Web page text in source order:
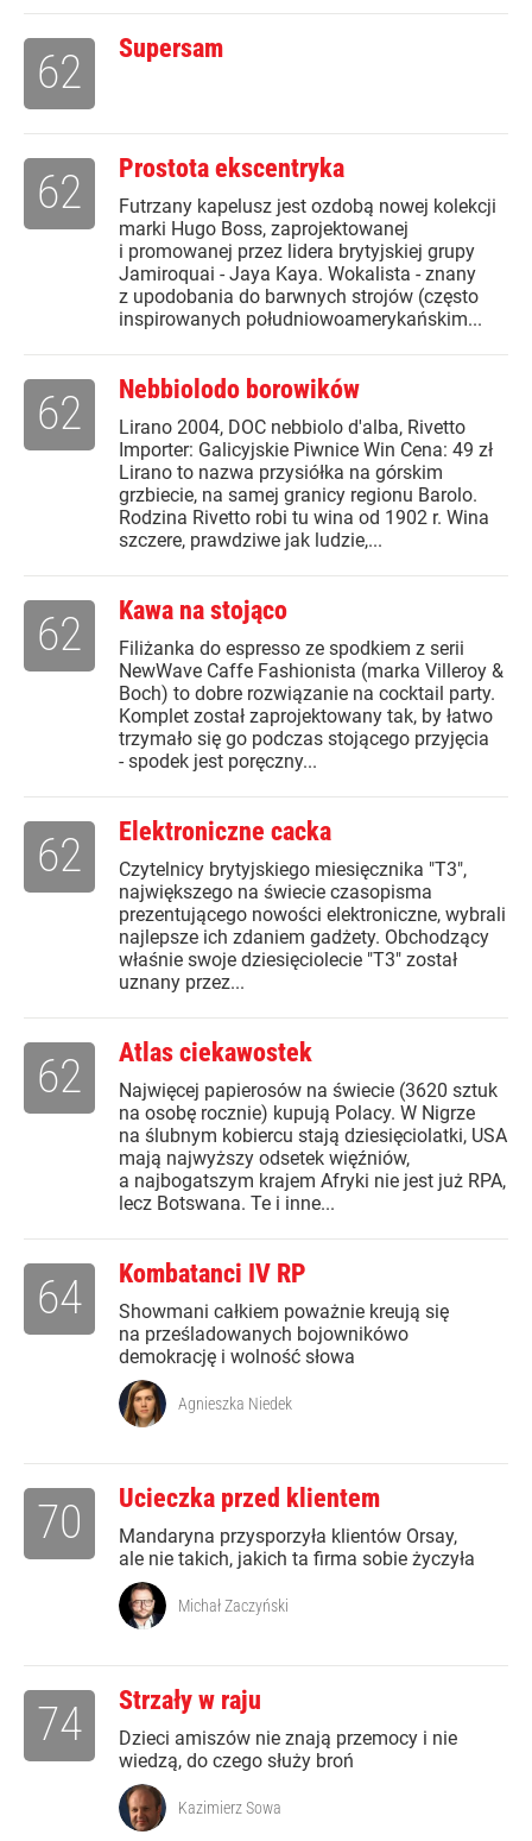
Supersam
62
Prostota ekscentryka
Futrzany kapelusz jest ozdobą nowej kolekcji
marki Hugo Boss, zaprojektowanej
i promowanej przez lidera brytyjskiej grupy
Jamiroquai - Jaya Kaya. Wokalista - znany
z upodobania do barwnych strojów (często
inspirowanych południowoamerykańskim...
62
Nebbiolodo borowików
Lirano 2004, DOC nebbiolo d'alba, Rivetto
Importer: Galicyjskie Piwnice Win Cena: 49 zł
Lirano to nazwa przysiółka na górskim
grzbiecie, na samej granicy regionu Barolo.
Rodzina Rivetto robi tu wina od 1902 r. Wina
szczere, prawdziwe jak ludzie,...
62
Kawa na stojąco
Filiżanka do espresso ze spodkiem z serii
NewWave Caffe Fashionista (marka Villeroy &
Boch) to dobre rozwiązanie na cocktail party.
Komplet został zaprojektowany tak, by łatwo
trzymało się go podczas stojącego przyjęcia
- spodek jest poręczny...
62
Elektroniczne cacka
Czytelnicy brytyjskiego miesięcznika "T3",
największego na świecie czasopisma
prezentującego nowości elektroniczne, wybrali
najlepsze ich zdaniem gadżety. Obchodzący
właśnie swoje dziesięciolecie "T3" został
uznany przez...
62
Atlas ciekawostek
Najwięcej papierosów na świecie (3620 sztuk
na osobę rocznie) kupują Polacy. W Nigrze
na ślubnym kobiercu stają dziesięciolatki, USA
mają najwyższy odsetek więźniów,
a najbogatszym krajem Afryki nie jest już RPA,
lecz Botswana. Te i inne...
62
Kombatanci IV RP
Showmani całkiem poważnie kreują się
na prześladowanych bojownikówo
demokrację i wolność słowa
64
Agnieszka Niedek
Ucieczka przed klientem
Mandaryna przysporzyła klientów Orsay,
ale nie takich, jakich ta firma sobie życzyła
70
Michał Zaczyński
Strzały w raju
Dzieci amiszów nie znają przemocy i nie
wiedzą, do czego służy broń
74
Kazimierz Sowa